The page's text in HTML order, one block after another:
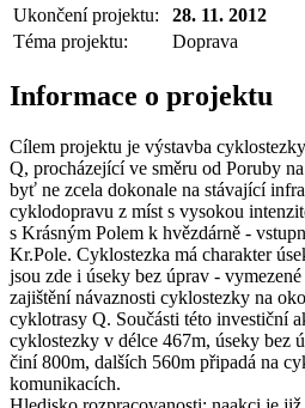
Ukončení projektu:
28. 11. 2012
Téma projektu:
Doprava
Informace o projektu
Cílem projektu je výstavba
Q, procházející ve směru od Poruby
byť ne zcela dokonale na stávající
cyklodopravu z míst s vysokou
s Krásným Polem k hvězdárně -
Kr.Pole. Cyklostezka má charakter
jsou zde i úseky bez úprav -
zajištění návaznosti cyklostezky na
cyklotrasy Q. Součásti této investiční
cyklostezky v délce 467m, úseky bez
činí 800m, dalších 560m připadá na
komunikacích.